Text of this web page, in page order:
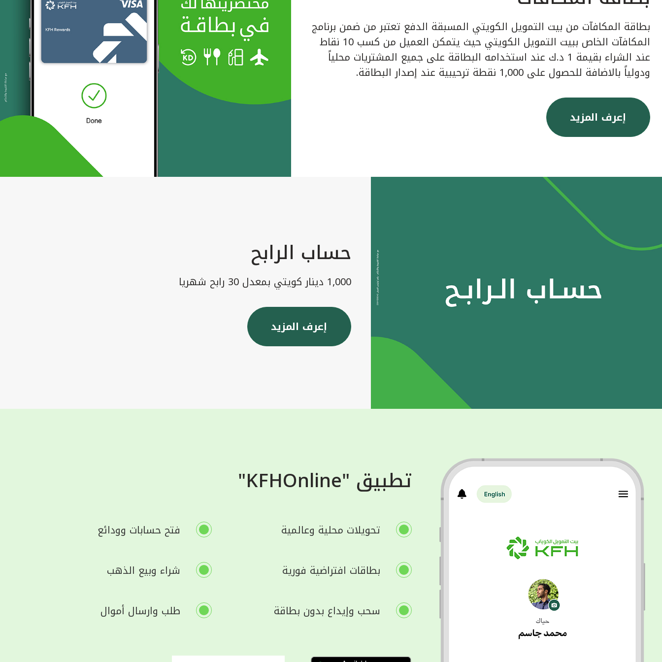
بطاقة المكافآت من بيت التمويل الكويتي المسبقة الدفع تعتبر من ضمن برنامج
المكافآت الخاص ببيت التمويل الكويتي حيث يتمكن العميل من كسب 10 نقاط
عند الشراء بقيمة 1 د.ك عند استخدامه البطاقة على جميع المشتريات محلياً
ودولياً بالاضافة للحصول على 1,000 نقطة ترحيبية عند إصدار البطاقة.
إعرف المزيد
حساب الرابح
1,000 دينار كويتي بمعدل 30 رابح شهريا
إعرف المزيد
تطبيق "KFHOnline"
تحويلات محلية وعالمية فتح حسابات وودائع
بطاقات افتراضية فورية شراء وبيع الذهب
سحب وإيداع بدون بطاقة طلب وارسال أموال